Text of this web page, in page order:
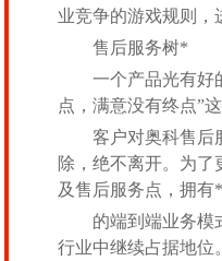
业竞争的游戏规则，
售后服务树*
一个产品光有好的
点，满意没有终点”
客户对奥科售后服
除，绝不离开。为
及售后服务点，拥
的端到端业务模式
行业中继续占据地位